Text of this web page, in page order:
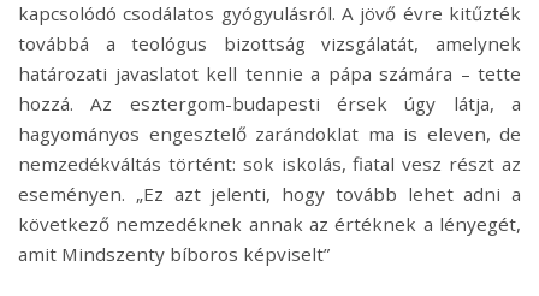
kapcsolódó csodálatos gyógyulásról. A jövő évre kitűzték
továbbá a teológus bizottság vizsgálatát, amelynek
határozati javaslatot kell tennie a pápa számára – tette
hozzá. Az esztergom-budapesti érsek úgy látja, a
hagyományos engesztelő zarándoklat ma is eleven, de
nemzedékváltás történt: sok iskolás, fiatal vesz részt az
eseményen. „Ez azt jelenti, hogy tovább lehet adni a
következő nemzedéknek annak az értéknek a lényegét,
amit Mindszenty bíboros képviselt”